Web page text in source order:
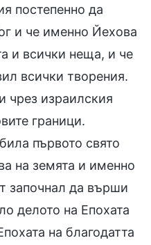
постепенно да
и че именно Йехова
и всички неща, и че
всички творения.
чрез израилския
граници.
първото свято
на земята и именно
започнал да върши
делото на Епохата
на благодатта